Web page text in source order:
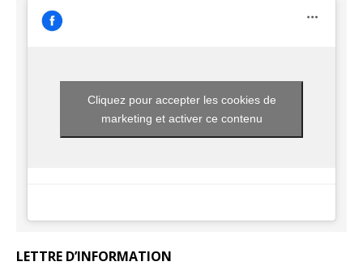
Cliquez pour accepter les cookies de
marketing et activer ce contenu
LETTRE D’INFORMATION